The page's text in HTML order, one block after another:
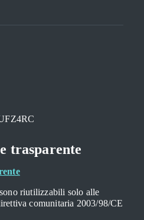
trasparente
riutilizzabili solo alle
comunitaria 2003/98/CE